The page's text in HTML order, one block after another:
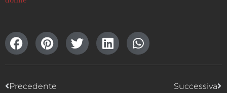
Precedente Successiva